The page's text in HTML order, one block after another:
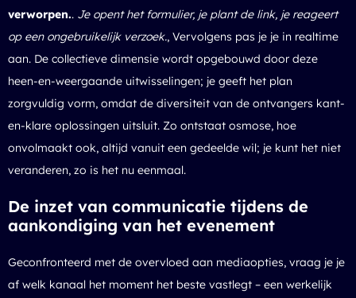
verworpen.. Je opent het formulier, je plant de link, je reageert
op een ongebruikelijk verzoek., Vervolgens pas je je in realtime
aan. De collectieve dimensie wordt opgebouwd door deze
heen-en-weergaande uitwisselingen; je geeft het plan
zorgvuldig vorm, omdat de diversiteit van de ontvangers kant-
en-klare oplossingen uitsluit. Zo ontstaat osmose, hoe
onvolmaakt ook, altijd vanuit een gedeelde wil; je kunt het niet
veranderen, zo is het nu eenmaal.
De inzet van communicatie tijdens de
aankondiging van het evenement
Geconfronteerd met de overvloed aan mediaopties, vraag je je
af welk kanaal het moment het beste vastlegt – een werkelijk